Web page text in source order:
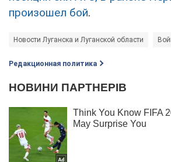
произошел бой.
Новости Луганска и Луганской области
Редакционная политика